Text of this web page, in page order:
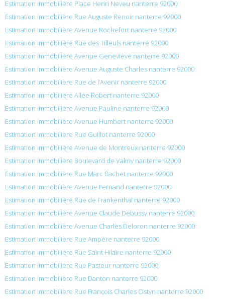
Estimation immobilière Place Henri Neveu nanterre 92000
Estimation immobilière Rue Auguste Renoir nanterre 92000
Estimation immobilière Avenue Rochefort nanterre 92000
Estimation immobilière Rue des Tilleuls nanterre 92000
Estimation immobilière Avenue Genevieve nanterre 92000
Estimation immobilière Avenue Auguste Charles nanterre 92000
Estimation immobilière Rue de l’Avenir nanterre 92000
Estimation immobilière Allée Robert nanterre 92000
Estimation immobilière Avenue Pauline nanterre 92000
Estimation immobilière Avenue Humbert nanterre 92000
Estimation immobilière Rue Guillot nanterre 92000
Estimation immobilière Avenue de Montreux nanterre 92000
Estimation immobilière Boulevard de Valmy nanterre 92000
Estimation immobilière Rue Marc Bachet nanterre 92000
Estimation immobilière Avenue Fernand nanterre 92000
Estimation immobilière Rue de Frankenthal nanterre 92000
Estimation immobilière Avenue Claude Debussy nanterre 92000
Estimation immobilière Avenue Charles Deloron nanterre 92000
Estimation immobilière Rue Ampère nanterre 92000
Estimation immobilière Rue Saint Hilaire nanterre 92000
Estimation immobilière Rue Pasteur nanterre 92000
Estimation immobilière Rue Danton nanterre 92000
Estimation immobilière Rue François Charles Ostyn nanterre 92000